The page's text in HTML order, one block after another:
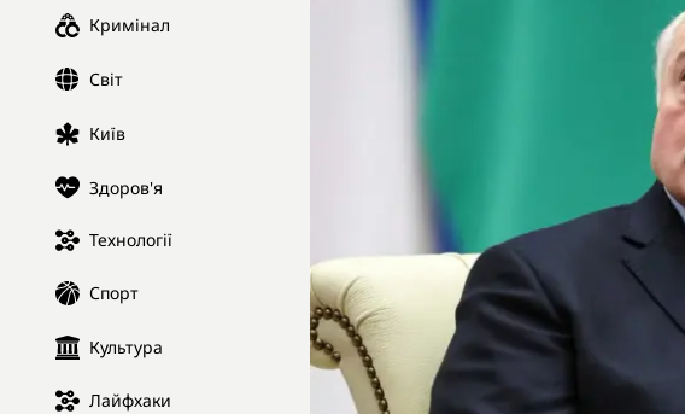
Кримінал
Світ
Київ
Здоров'я
Технології
Спорт
Культура
Лайфхаки